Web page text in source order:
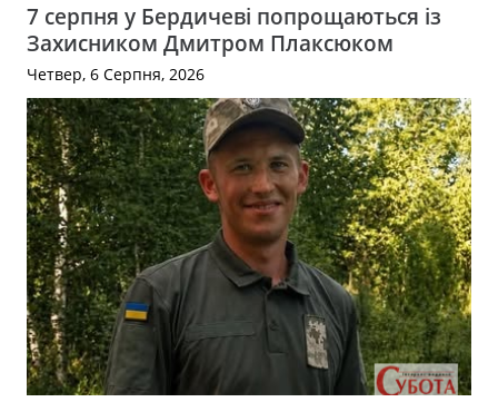
7 серпня у Бердичеві попрощаються із
Захисником Дмитром Плаксюком
Четвер, 6 Серпня, 2026